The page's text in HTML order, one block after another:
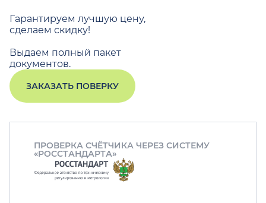
Гарантируем лучшую цену,
сделаем скидку!
Выдаем полный пакет
документов.
ЗАКАЗАТЬ ПОВЕРКУ
ПРОВЕРКА СЧЁТЧИКА ЧЕРЕЗ СИСТЕМУ
«РОССТАНДАРТА»